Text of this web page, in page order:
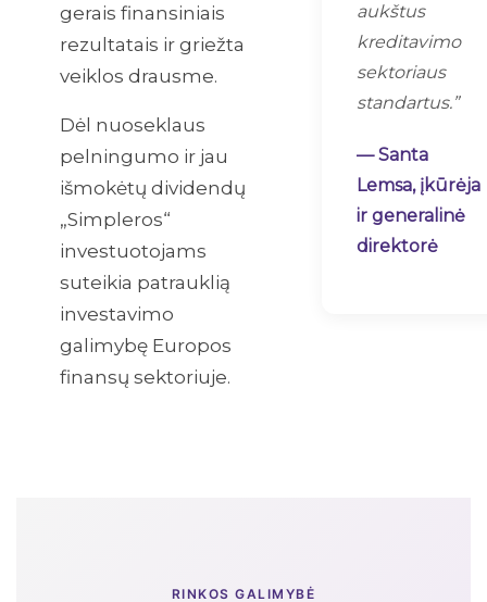
gerais finansiniais
rezultatais ir griežta
veiklos drausme.
Dėl nuoseklaus
pelningumo ir jau
išmokėtų dividendų
„Simpleros“
investuotojams
suteikia patrauklią
investavimo
galimybę Europos
finansų sektoriuje.
aukštus
kreditavimo
sektoriaus
standartus.”
— Santa
Lemsa, įkūrėja
ir generalinė
direktorė
RINKOS GALIMYBĖ